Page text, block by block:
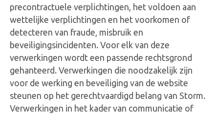
precontractuele verplichtingen, het voldoen aan
wettelijke verplichtingen en het voorkomen of
detecteren van fraude, misbruik en
beveiligingsincidenten. Voor elk van deze
verwerkingen wordt een passende rechtsgrond
gehanteerd. Verwerkingen die noodzakelijk zijn
voor de werking en beveiliging van de website
steunen op het gerechtvaardigd belang van Storm.
Verwerkingen in het kader van communicatie of